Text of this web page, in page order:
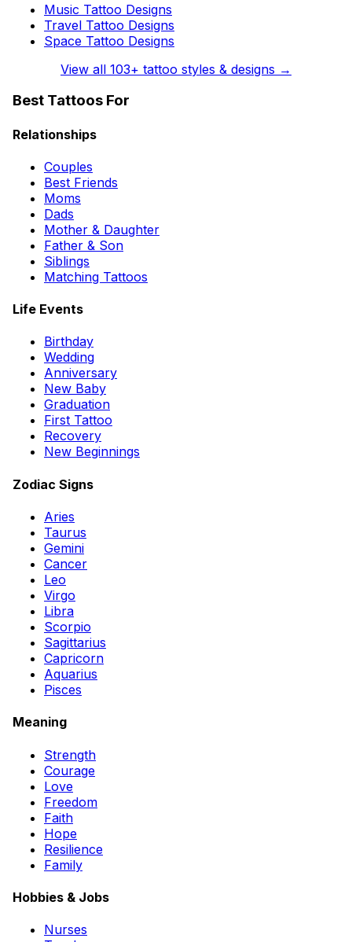
Music Tattoo Designs
Travel Tattoo Designs
Space Tattoo Designs
View all 103+ tattoo styles & designs →
Best Tattoos For
Relationships
Couples
Best Friends
Moms
Dads
Mother & Daughter
Father & Son
Siblings
Matching Tattoos
Life Events
Birthday
Wedding
Anniversary
New Baby
Graduation
First Tattoo
Recovery
New Beginnings
Zodiac Signs
Aries
Taurus
Gemini
Cancer
Leo
Virgo
Libra
Scorpio
Sagittarius
Capricorn
Aquarius
Pisces
Meaning
Strength
Courage
Love
Freedom
Faith
Hope
Resilience
Family
Hobbies & Jobs
Nurses